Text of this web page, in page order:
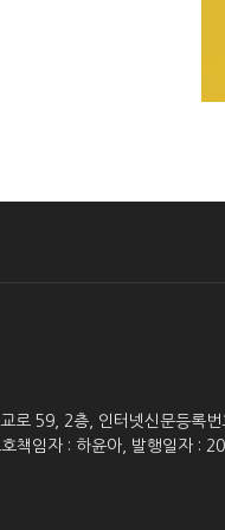
로 59, 2층, 인터넷신문등록
호책임자 : 하윤아, 발행일자